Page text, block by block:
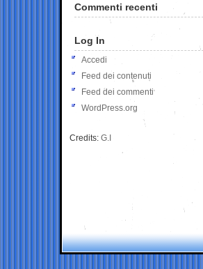
Commenti recenti
Log In
Accedi
Feed dei contenuti
Feed dei commenti
WordPress.org
Credits: G.I